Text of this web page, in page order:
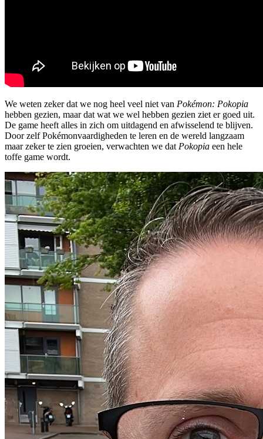
We weten zeker dat we nog heel veel niet van Pokémon: Pokopia
hebben gezien, maar dat wat we wel hebben gezien ziet er goed uit.
De game heeft alles in zich om uitdagend en afwisselend te blijven.
Door zelf Pokémonvaardigheden te leren en de wereld langzaam
maar zeker te zien groeien, verwachten we dat Pokopia een hele
toffe game wordt.